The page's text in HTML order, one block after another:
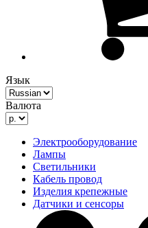
Язык
Валюта
Электрооборудование
Лампы
Светильники
Кабель провод
Изделия крепежные
Датчики и сенсоры